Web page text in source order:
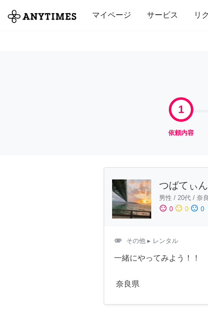
マイページ サービス リ
全て 修理・組立 家事 引っ
1
依頼内容
つばてぃん
男性 / 20代 / 奈
sentiment_satisfied 0 sentiment_neutral 0 sentiment_dissatisfied 0
attachment その他 ▸ レンタル
一緒にやってみよう！！
奈良県